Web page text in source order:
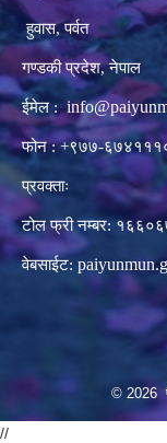
हुवास, पर्वत
गण्डकी प्रदेश, नेपाल
ईमेल :
फोन : +९७७-
प्रवक्ताः
टोल फ्री नम्बर:
वेबसाईट:
© 2026
//